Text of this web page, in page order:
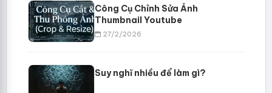
Công Cụ Chỉnh Sửa Ảnh
Thumbnail Youtube
27/2/2026
Suy nghĩ nhiều để làm gì?